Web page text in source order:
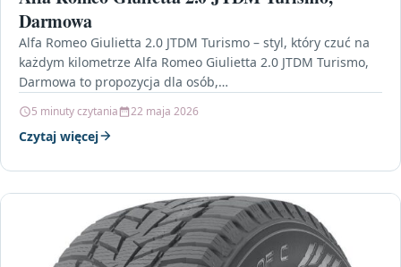
Darmowa
Alfa Romeo Giulietta 2.0 JTDM Turismo – styl, który czuć na
każdym kilometrze Alfa Romeo Giulietta 2.0 JTDM Turismo,
Darmowa to propozycja dla osób,…
5 minuty czytania 22 maja 2026
Czytaj więcej